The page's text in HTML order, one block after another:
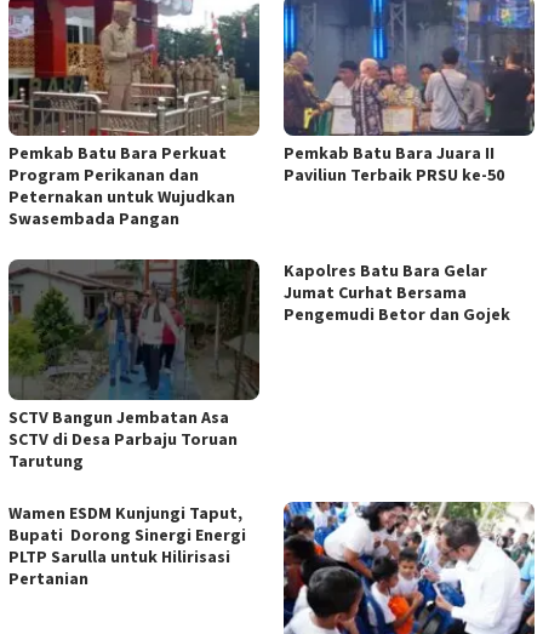
Pemkab Batu Bara Perkuat
Program Perikanan dan
Peternakan untuk Wujudkan
Swasembada Pangan
Pemkab Batu Bara Juara II
Paviliun Terbaik PRSU ke-50
SCTV Bangun Jembatan Asa
SCTV di Desa Parbaju Toruan
Tarutung
Kapolres Batu Bara Gelar
Jumat Curhat Bersama
Pengemudi Betor dan Gojek
Wamen ESDM Kunjungi Taput,
Bupati Dorong Sinergi Energi
PLTP Sarulla untuk Hilirisasi
Pertanian